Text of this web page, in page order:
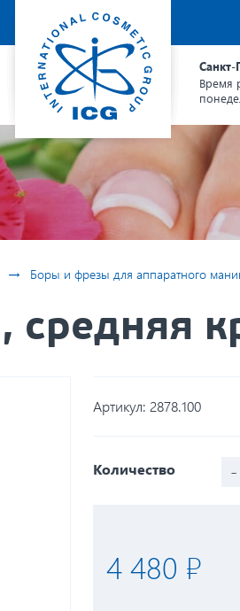
Санкт-
Время
→ Боры и фрезы для аппаратного
средняя
Артикул: 2878.100
Количество -
4 480 ₽